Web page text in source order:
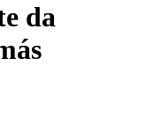
da